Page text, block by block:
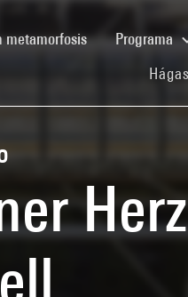
metamorfosis(current)Programa